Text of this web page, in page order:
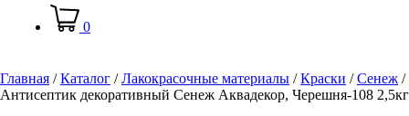
0
Главная /Каталог /Лакокрасочные материалы /Краски /Сенеж /
Антисептик декоративный Сенеж Аквадекор, Черешня-108 2,5кг